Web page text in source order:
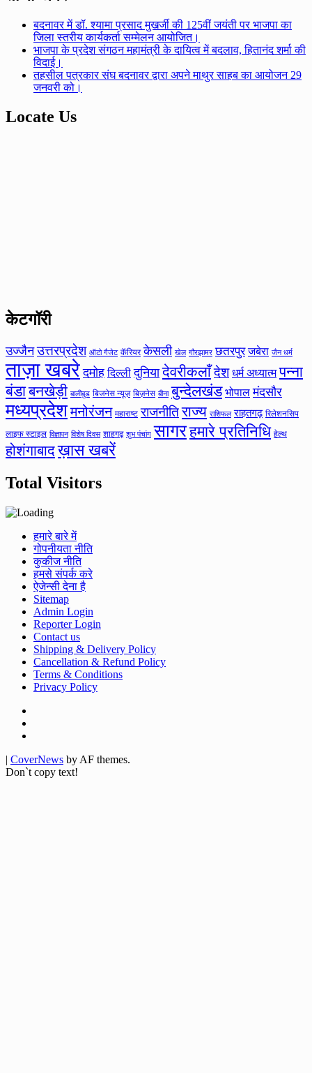
बदनावर में डॉ. श्यामा प्रसाद मुखर्जी की 125वीं जयंती पर भाजपा का
जिला स्तरीय कार्यकर्ता सम्मेलन आयोजित।
भाजपा के प्रदेश संगठन महामंत्री के दायित्व में बदलाव, हितानंद शर्मा की
विदाई।
तहसील पत्रकार संघ बदनावर द्वारा अपने माथुर साहब का आयोजन 29
जनवरी को।
Locate Us
केटगॉरी
उज्जैन उत्तरप्रदेश ऑटो गैजेट कॅरियर केसली खेल गौरझामर छतरपुर जबेरा जैन धर्म
ताज़ा खबरे दमोह दिल्ली दुनिया देवरीकलाँदेश धर्म अध्यात्म पन्ना
बंडाबनखेड़ी बालीबुड बिजनेस न्यूज़ बिज़नेस बीना बुन्देलखंड भोपाल मंदसौर
मध्यप्रदेशमनोरंजन महाराष्ट राजनीतिराज्य राशिफल राहतगढ़ रिलेशनसिप
लाइफ स्टाइल विज्ञापन विशेष दिवस शाहगढ़ शुभ पंचांग सागरहमारे प्रतिनिधि हेल्थ
होशंगाबादख़ास खबरें
Total Visitors
हमारे बारे में
गोपनीयता नीति
कुकीज नीति
हमसे संपर्क करे
ऐजेन्सी देना है
Sitemap
Admin Login
Reporter Login
Contact us
Shipping & Delivery Policy
Cancellation & Refund Policy
Terms & Conditions
Privacy Policy
| CoverNews by AF themes.
Don`t copy text!